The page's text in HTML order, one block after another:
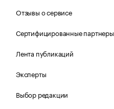
Отзывы о сервисе
Сертифицированные партнеры
Лента публикаций
Эксперты
Выбор редакции